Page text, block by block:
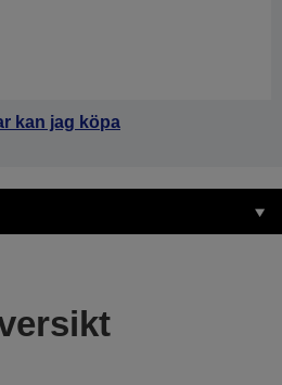
kan jag köpa